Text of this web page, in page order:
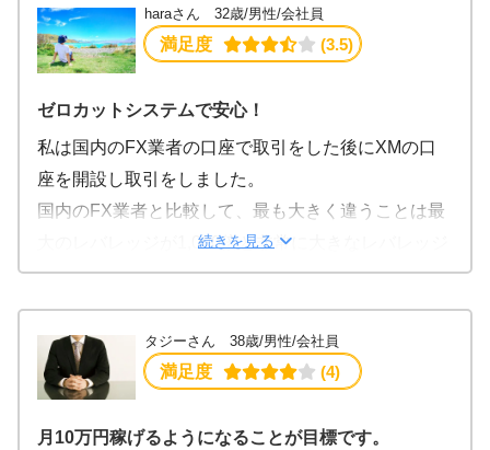
とも思っています。
今後資産が増えたらXMでCFD取引にも挑戦できたら
いと思いました。
初心者の方ならマイクロ口座やスタンダートだと思
いますが、私もスタンダート口座にしました。
は始めやすいですね。
トできるんです。
それに加え、口座に入金さえすれば入金ボーナスと
して「最大30万円のボーナス」が貰えます。
しかし、30万円一気に貰えるわけではありません。
XMのボーナスの仕組みは、入金額に対して最大5万
円分まで100%分のボーナス支給してくれ、残りの入
金額に対して20%分のボーナス支給をしてくれると
いう2段階支給になっています。
そして、2段階目のボーナスとして、残りの5万円に
対して20%分のボーナスとして1万円分支給されまし
haraさん 32歳/男性/会社員
満足度 (3.5)
ゼロカットシステムで安心！
私は国内のFX業者の口座で取引をした後にXMの口
座を開設し取引をしました。
国内のFX業者と比較して、最も大きく違うことは最
大のレバレッジが1,000倍と非常に大きなレバレッジ
で取引できる点です。
これなら元金が少なくても大きな取引を行うことが
可能で、小資金しかない私にとっては大きなメリッ
トでした。
ただ、それだけ大きなレバレッジで取引をすると損
失が大きくなってしまうのではないかと心配になる
続きを見る
タジーさん 38歳/男性/会社員
満足度 (4)
月10万円稼げるようになることが目標です。